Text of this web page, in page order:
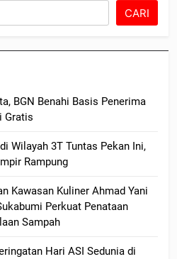
CARI
BGN Benahi Basis Penerima
Gratis
Wilayah 3T Tuntas Pekan Ini,
Rampung
Kawasan Kuliner Ahmad Yani
Perkuat Penataan
Sampah
Hari ASI Sedunia di